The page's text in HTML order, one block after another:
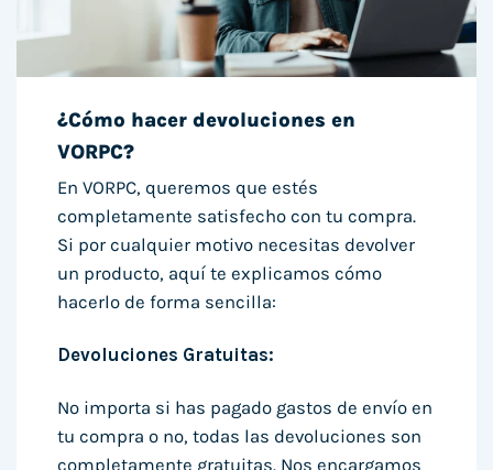
¿Cómo hacer devoluciones en
VORPC?
En VORPC, queremos que estés
completamente satisfecho con tu compra.
Si por cualquier motivo necesitas devolver
un producto, aquí te explicamos cómo
hacerlo de forma sencilla:
Devoluciones Gratuitas:
No importa si has pagado gastos de envío en
tu compra o no, todas las devoluciones son
completamente gratuitas. Nos encargamos